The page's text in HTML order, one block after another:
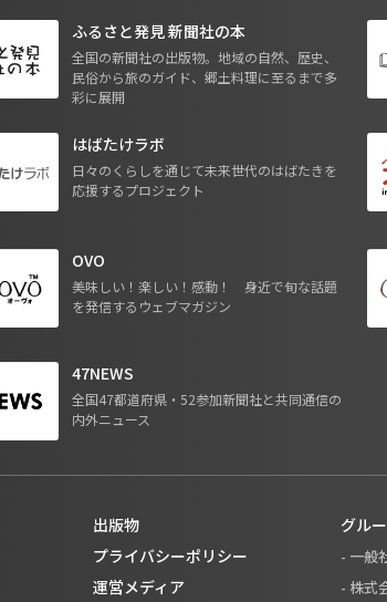
ふるさと発見 新聞社の本
全国の新聞社の出版物。地域の自然、歴史、
民俗から旅のガイド、郷土料理に至るまで多
彩に展開
はばたけラボ
日々のくらしを通じて未来世代のはばたきを
応援するプロジェクト
OVO
美味しい！楽しい！感動！ 身近で旬な話題
を発信するウェブマガジン
47NEWS
全国47都道府県・52参加新聞社と共同通信の
内外ニュース
出版物
プライバシーポリシー
運営メディア
グル
- 一般
- 株式